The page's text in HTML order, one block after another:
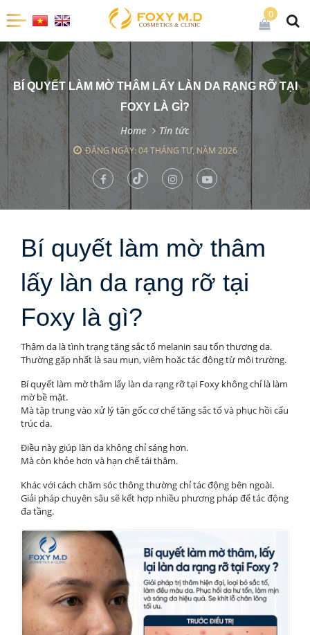
0
BÍ QUYẾT LÀM MỜ THÂM LẤY LÀN DA RẠNG RỠ TẠI
FOXY LÀ GÌ?
Home Tin tức
ĐĂNG NGÀY: 04 THÁNG TƯ, NĂM 2026
Bí quyết làm mờ thâm
lấy làn da rạng rỡ tại
Foxy là gì?
Thâm da là tình trạng tăng sắc tố melanin sau tổn thương da.
Thường gặp nhất là sau mụn, viêm hoặc tác động từ môi trường.
Bí quyết làm mờ thâm lấy làn da rạng rỡ tại Foxy không chỉ là làm
mờ bề mặt.
Mà tập trung vào xử lý tận gốc cơ chế tăng sắc tố và phục hồi cấu
trúc da.
Điều này giúp làn da không chỉ sáng hơn.
Mà còn khỏe hơn và hạn chế tái thâm.
Khác với cách chăm sóc thông thường chỉ tác động bên ngoài.
Giải pháp chuyên sâu sẽ kết hợp nhiều phương pháp để tác động
đa tầng.